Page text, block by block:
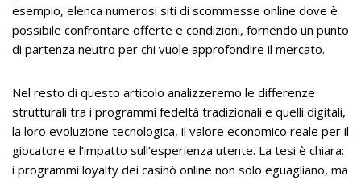
esempio, elenca numerosi siti di scommesse online dove è
possibile confrontare offerte e condizioni, fornendo un punto
di partenza neutro per chi vuole approfondire il mercato.
Nel resto di questo articolo analizzeremo le differenze
strutturali tra i programmi fedeltà tradizionali e quelli digitali,
la loro evoluzione tecnologica, il valore economico reale per il
giocatore e l’impatto sull’esperienza utente. La tesi è chiara:
i programmi loyalty dei casinò online non solo eguagliano, ma